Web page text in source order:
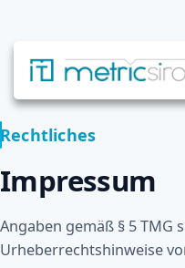
Rechtliches
Impressum
Angaben gemäß § 5 TMG
Urheberrechtshinweise